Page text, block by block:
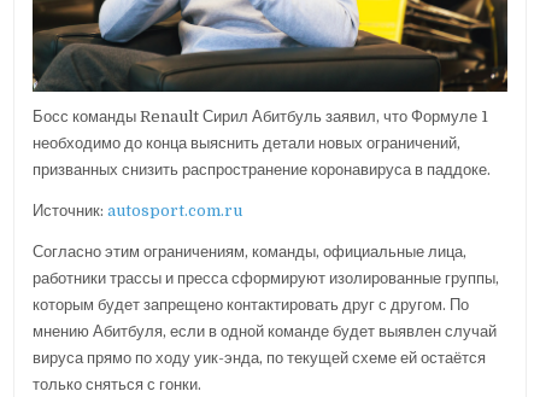
Босс команды Renault Сирил Абитбуль заявил, что Формуле 1
необходимо до конца выяснить детали новых ограничений,
призванных снизить распространение коронавируса в паддоке.
Источник:autosport.com.ru
Согласно этим ограничениям, команды, официальные лица,
работники трассы и пресса сформируют изолированные группы,
которым будет запрещено контактировать друг с другом. По
мнению Абитбуля, если в одной команде будет выявлен случай
вируса прямо по ходу уик-энда, по текущей схеме ей остаётся
только сняться с гонки.